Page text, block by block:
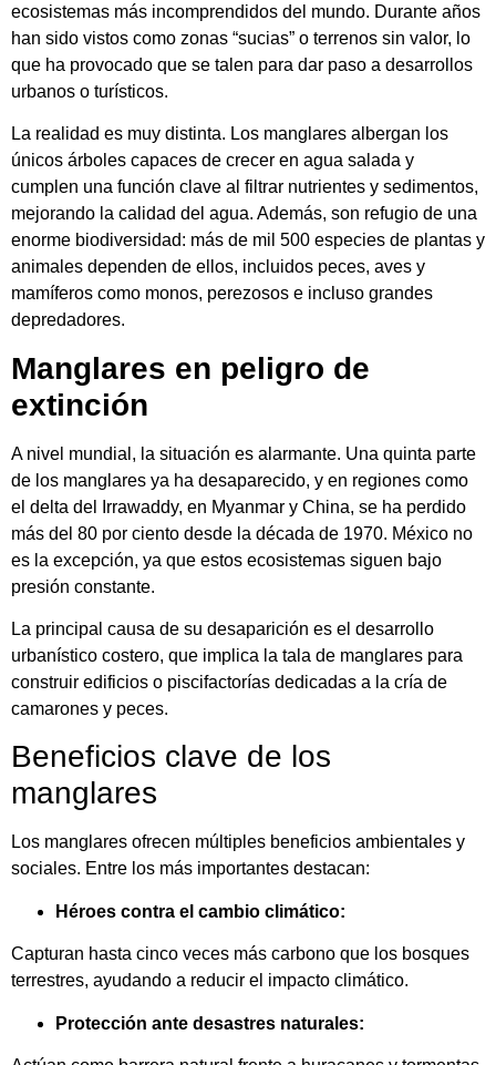
ecosistemas más incomprendidos del mundo. Durante años
han sido vistos como zonas “sucias” o terrenos sin valor, lo
que ha provocado que se talen para dar paso a desarrollos
urbanos o turísticos.
La realidad es muy distinta. Los manglares albergan los
únicos árboles capaces de crecer en agua salada y
cumplen una función clave al filtrar nutrientes y sedimentos,
mejorando la calidad del agua. Además, son refugio de una
enorme biodiversidad: más de mil 500 especies de plantas y
animales dependen de ellos, incluidos peces, aves y
mamíferos como monos, perezosos e incluso grandes
depredadores.
Manglares en peligro de
extinción
A nivel mundial, la situación es alarmante. Una quinta parte
de los manglares ya ha desaparecido, y en regiones como
el delta del Irrawaddy, en Myanmar y China, se ha perdido
más del 80 por ciento desde la década de 1970. México no
es la excepción, ya que estos ecosistemas siguen bajo
presión constante.
La principal causa de su desaparición es el desarrollo
urbanístico costero, que implica la tala de manglares para
construir edificios o piscifactorías dedicadas a la cría de
camarones y peces.
Beneficios clave de los
manglares
Los manglares ofrecen múltiples beneficios ambientales y
sociales. Entre los más importantes destacan:
Héroes contra el cambio climático:
Capturan hasta cinco veces más carbono que los bosques
terrestres, ayudando a reducir el impacto climático.
Protección ante desastres naturales: